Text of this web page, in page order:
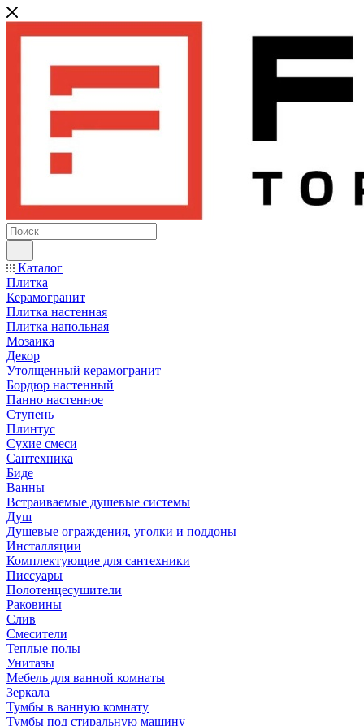
Каталог
Плитка
Керамогранит
Плитка настенная
Плитка напольная
Мозаика
Декор
Утолщенный керамогранит
Бордюр настенный
Панно настенное
Ступень
Плинтус
Сухие смеси
Сантехника
Биде
Ванны
Встраиваемые душевые системы
Душ
Душевые ограждения, уголки и поддоны
Инсталляции
Комплектующие для сантехники
Писсуары
Полотенцесушители
Раковины
Слив
Смесители
Теплые полы
Унитазы
Мебель для ванной комнаты
Зеркала
Тумбы в ванную комнату
Тумбы под стиральную машину